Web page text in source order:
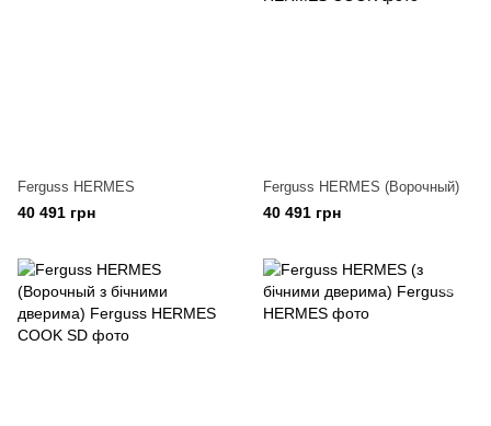
Ferguss HERMES
40 491 грн
Ferguss HERMES (Ворочный)
40 491 грн